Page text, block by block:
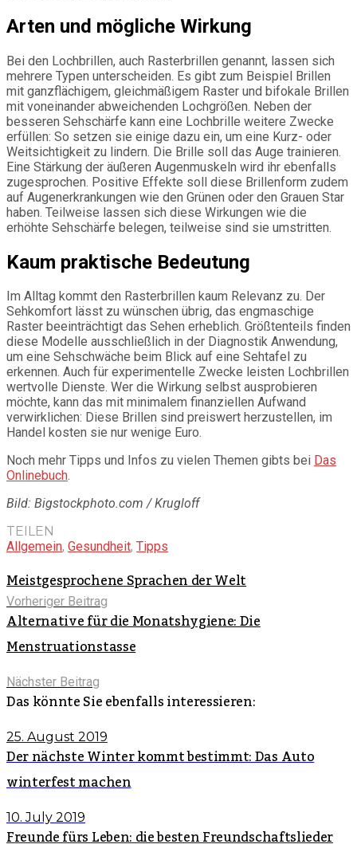
Arten und mögliche Wirkung
Bei den Lochbrillen, auch Rasterbrillen genannt, lassen sich
mehrere Typen unterscheiden. Es gibt zum Beispiel Brillen
mit ganzflächigem, gleichmäßigem Raster und bifokale Brillen
mit voneinander abweichenden Lochgrößen. Neben der
besseren Sehschärfe kann eine Lochbrille weitere Zwecke
erfüllen: So setzen sie einige dazu ein, um eine Kurz- oder
Weitsichtigkeit zu lindern. Die Brille soll das Auge trainieren.
Eine Stärkung der äußeren Augenmuskeln wird ihr ebenfalls
zugesprochen. Positive Effekte soll diese Brillenform zudem
auf Augenerkrankungen wie den Grünen oder den Grauen Star
haben. Teilweise lassen sich diese Wirkungen wie die
erhöhte Sehschärfe belegen, teilweise sind sie umstritten.
Kaum praktische Bedeutung
Im Alltag kommt den Rasterbrillen kaum Relevanz zu. Der
Sehkomfort lässt zu wünschen übrig, das engmaschige
Raster beeinträchtigt das Sehen erheblich. Größtenteils finden
diese Modelle ausschließlich in der Diagnostik Anwendung,
um eine Sehschwäche beim Blick auf eine Sehtafel zu
erkennen. Auch für experimentelle Zwecke leisten Lochbrillen
wertvolle Dienste. Wer die Wirkung selbst ausprobieren
möchte, kann das mit minimalem finanziellen Aufwand
verwirklichen: Diese Brillen sind preiswert herzustellen, im
Handel kosten sie nur wenige Euro.
Noch mehr Tipps und Infos zu vielen Themen gibts bei Das
Onlinebuch.
Bild: Bigstockphoto.com / Krugloff
TEILEN
Allgemein, Gesundheit, Tipps
Meistgesprochene Sprachen der Welt
Vorheriger Beitrag
Alternative für die Monatshygiene: Die
Menstruationstasse
Nächster Beitrag
Das könnte Sie ebenfalls interessieren:
25. August 2019
Der nächste Winter kommt bestimmt: Das Auto
winterfest machen
10. July 2019
Freunde fürs Leben: die besten Freundschaftslieder